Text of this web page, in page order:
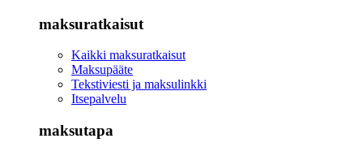
maksuratkaisut
Kaikki maksuratkaisut
Maksupääte
Tekstiviesti ja maksulinkki
Itsepalvelu
maksutapa